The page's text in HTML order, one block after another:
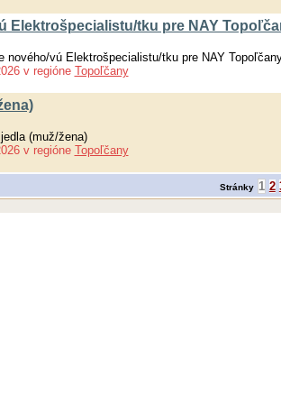
Elektrošpecialistu/tku pre NAY
nového/vú Elektrošpecialistu/tku pre NAY
v regióne Topoľčany
(muž/žena)
v regióne Topoľčany
Stránky 1 2